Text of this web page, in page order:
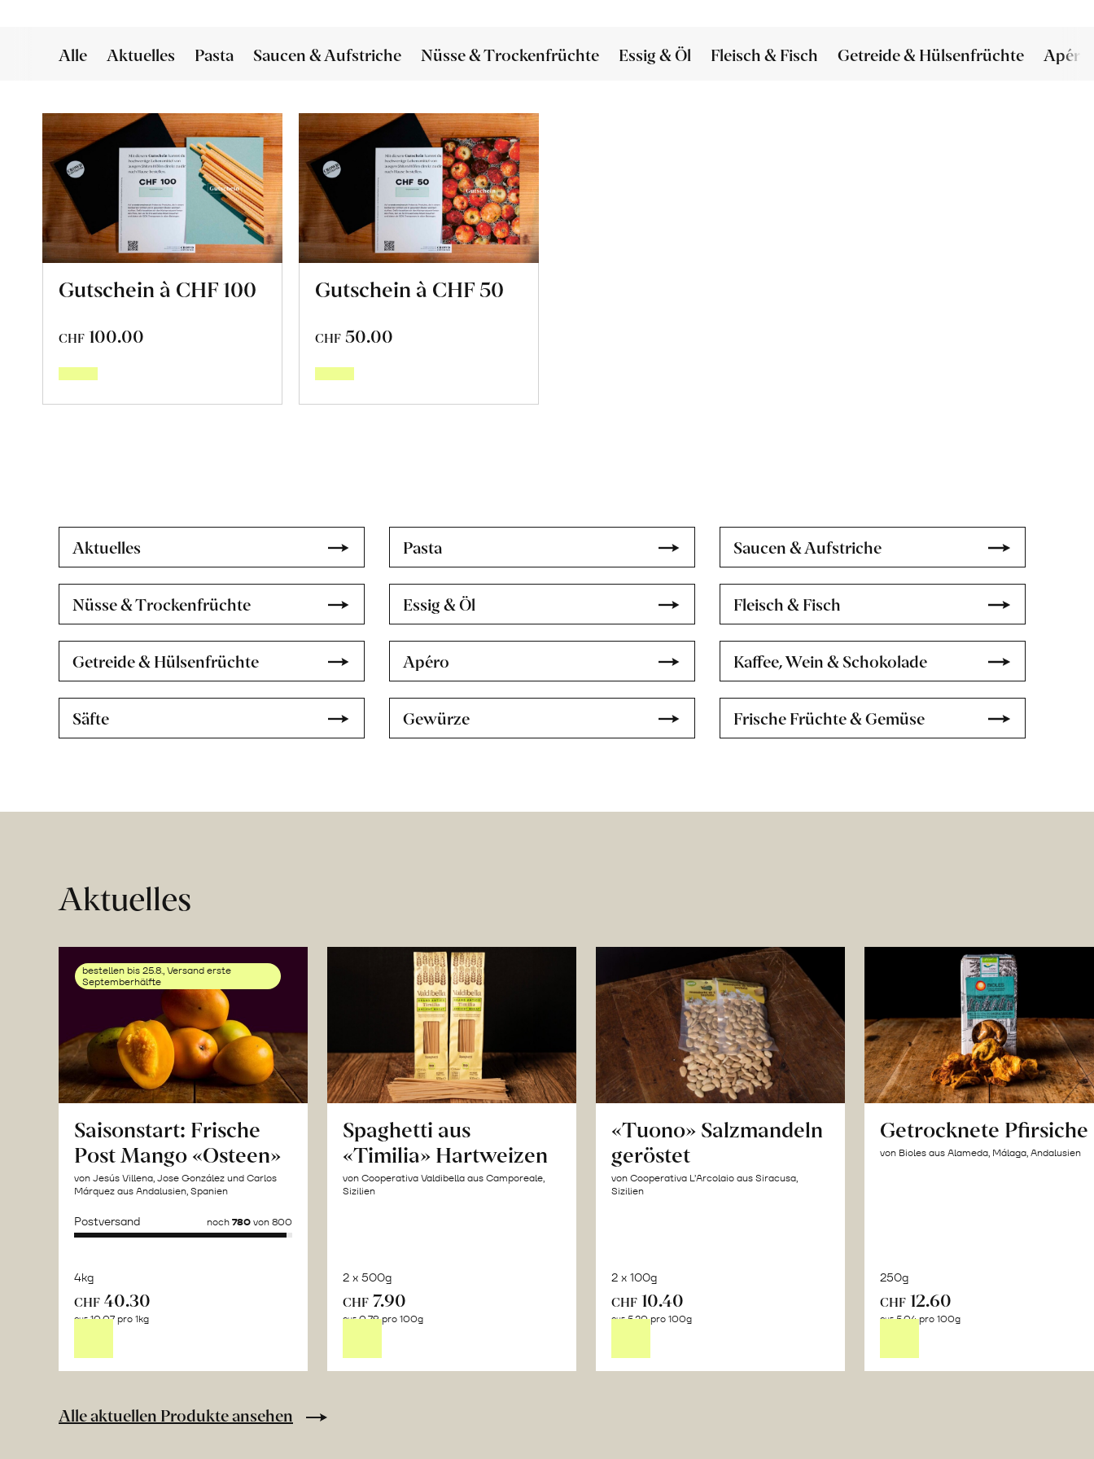
Alle Aktuelles Pasta Saucen & Aufstriche Nüsse & Trockenfrüchte Essig & Öl Fleisch & Fisch Getreide & Hülsenfrüchte Apéro
Gutschein à CHF 100
CHF 100.00
Warenkorb
Gutschein à CHF 50
CHF 50.00
Warenkorb
Aktuelles Pasta Saucen & Aufstriche
Nüsse & Trockenfrüchte Essig & Öl Fleisch & Fisch
Getreide & Hülsenfrüchte Apéro Kaffee, Wein & Schokolade
Säfte Gewürze Frische Früchte & Gemüse
Aktuelles
bestellen bis 25.8., Versand erste
Septemberhälfte
Saisonstart: Frische
Post Mango «Osteen»
von Jesús Villena, Jose González und Carlos
Márquez aus Andalusien, Spanien
Postversand noch 780von 800
4kg
CHF 40.30
CHF10.07 pro 1kg
erfahren
Spaghetti aus
«Timilia» Hartweizen
von Cooperativa Valdibella aus Camporeale,
Sizilien
2 x 500g
CHF 7.90
CHF0.79 pro 100g
«Tuono» Salzmandeln
geröstet
von Cooperativa L’Arcolaio aus Siracusa,
Sizilien
2 x 100g
CHF 10.40
CHF5.20 pro 100g
Getrocknete Pfirsiche
von Bioles aus Alameda, Málaga, Andalusien
250g
CHF 12.60
CHF5.04 pro 100g
Alle aktuellen Produkte ansehen